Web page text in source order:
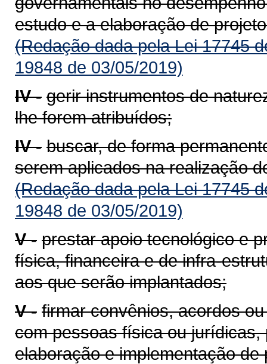
estudo e a elaboração de
(Redação dada pela Lei 17745
19848 de 03/05/2019)
IV - gerir instrumentos de
lhe forem atribuídos;
IV - buscar, de forma
serem aplicados na realização
(Redação dada pela Lei 17745
19848 de 03/05/2019)
V - prestar apoio tecnológico e
física, financeira e de infra-
aos que serão implantados;
V - firmar convênios, acordos
com pessoas física ou
elaboração e implementação